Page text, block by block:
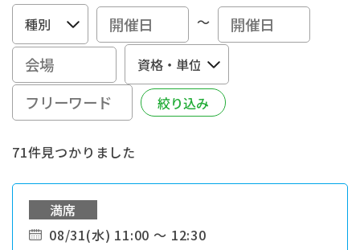
～
71件見つかりました
満席
08/31(水) 11:00 ～ 12:30